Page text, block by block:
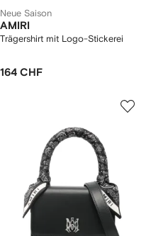
Neue Saison
AMIRI
Trägershirt mit Logo-Stickerei
164 CHF